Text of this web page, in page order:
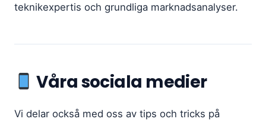
teknikexpertis och grundliga marknadsanalyser.
Våra sociala medier
Vi delar också med oss ​​av tips och tricks på